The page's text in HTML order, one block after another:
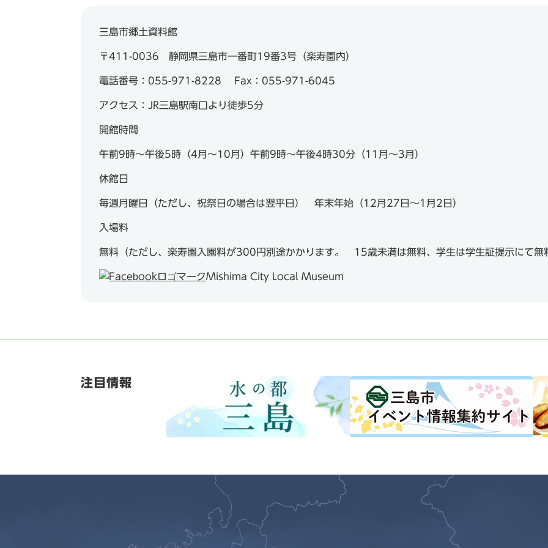
三島市郷土資料館
〒411-0036 静岡県三島市一番町19番3号（楽寿園内）
電話番号：055-971-8228 Fax：055-971-6045
アクセス：JR三島駅南口より徒歩5分
開館時間
午前9時～午後5時（4月～10月）午前9時～午後4時30分（11月～3月）
休館日
毎週月曜日（ただし、祝祭日の場合は翌平日） 年末年始（12月27日～1月2日）
入場料
無料（ただし、楽寿園入園料が300円別途かかります。 15歳未満は無料、学生は学生証提示にて無
Mishima City Local Museum
注目情報